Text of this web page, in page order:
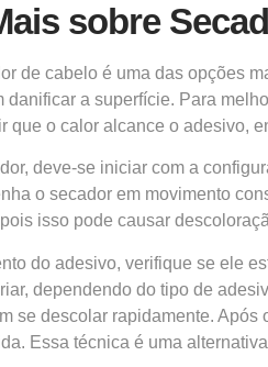
sobre
de cabelo é uma das opções
danificar a superfície. Para
que o calor alcance o adesivo,
deve-se iniciar com a
o secador em movimento
isso pode causar
do adesivo, verifique se ele
dependendo do tipo de
se descolar rapidamente.
Essa técnica é uma